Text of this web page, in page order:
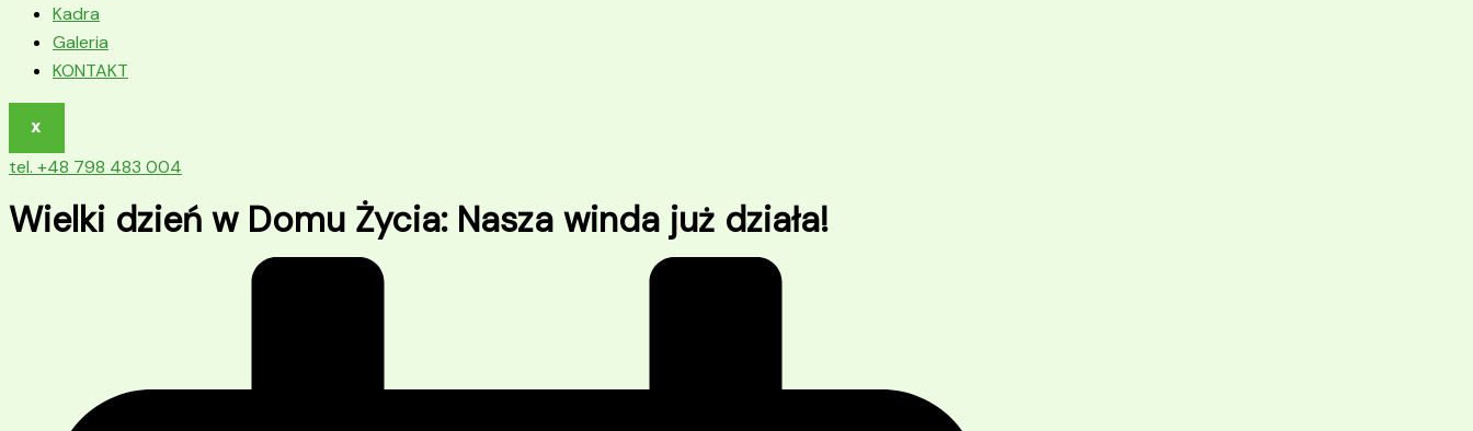
Kadra
Galeria
KONTAKT
X
tel. +48 798 483 004
Wielki dzień w Domu Życia: Nasza winda już działa!